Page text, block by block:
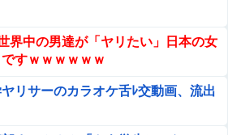
界中の男達が「ヤリたい」日本の女
すｗｗｗｗｗｗ
ヤリサーのカラオケ舌ﾚ交動画、流出